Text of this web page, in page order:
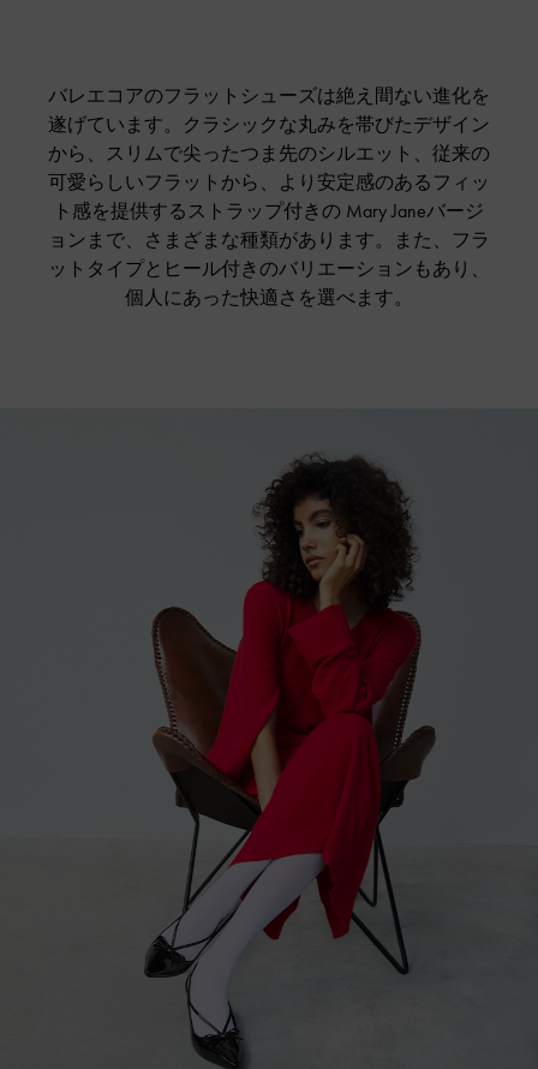
バレエコアのフラットシューズは絶え間ない進化を
遂げています。クラシックな丸みを帯びたデザイン
から、スリムで尖ったつま先のシルエット、従来の
可愛らしいフラットから、より安定感のあるフィッ
ト感を提供するストラップ付きの Mary Janeバージ
ョンまで、さまざまな種類があります。また、フラ
ットタイプとヒール付きのバリエーションもあり、
個人にあった快適さを選べます。